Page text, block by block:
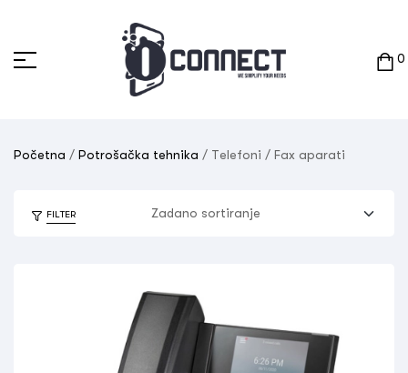
0
Početna / Potrošačka tehnika / Telefoni / Fax aparati
FILTER